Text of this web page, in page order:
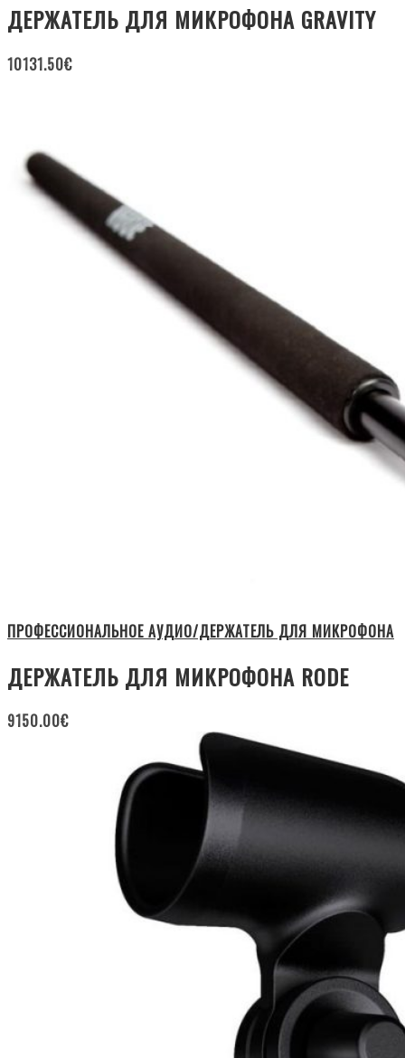
ДЕРЖАТЕЛЬ ДЛЯ МИКРОФОНА GRAVITY
10131.50€
ПРОФЕССИОНАЛЬНОЕ АУДИО/ДЕРЖАТЕЛЬ ДЛЯ МИКРОФОНА
ДЕРЖАТЕЛЬ ДЛЯ МИКРОФОНА RODE
9150.00€